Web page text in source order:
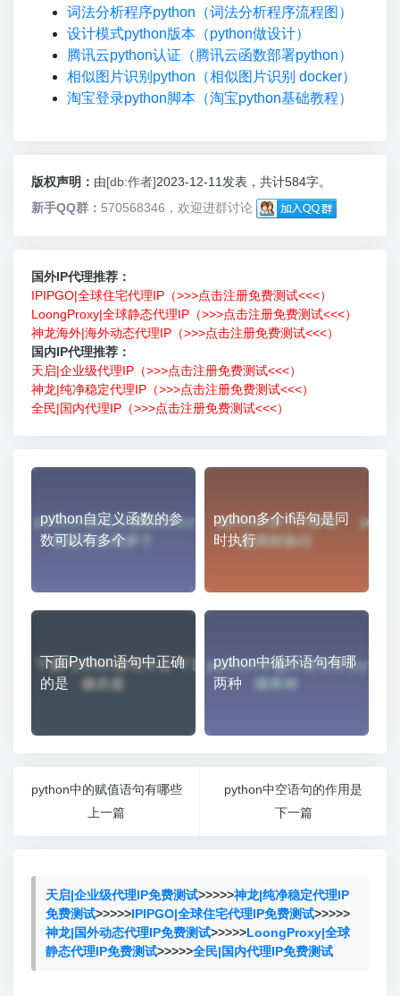
词法分析程序python（词法分析程序流程图）
设计模式python版本（python做设计）
腾讯云python认证（腾讯云函数部署python）
相似图片识别python（相似图片识别 docker）
淘宝登录python脚本（淘宝python基础教程）
版权声明： 由[db:作者]2023-12-11发表，共计584字。
新手QQ群： 570568346，欢迎进群讨论
国外IP代理推荐：
IPIPGO|全球住宅代理IP（>>>点击注册免费测试<<<）
LoongProxy|全球静态代理IP（>>>点击注册免费测试<<<）
神龙海外|海外动态代理IP（>>>点击注册免费测试<<<）
国内IP代理推荐：
天启|企业级代理IP（>>>点击注册免费测试<<<）
神龙|纯净稳定代理IP（>>>点击注册免费测试<<<）
全民|国内代理IP（>>>点击注册免费测试<<<）
python自定义函数的参
数可以有多个
python多个if语句是同
时执行
下面Python语句中正确
的是
python中循环语句有哪
两种
python中的赋值语句有哪些
上一篇
python中空语句的作用是
下一篇
天启|企业级代理IP免费测试>>>>>神龙|纯净稳定代理IP
免费测试>>>>>IPIPGO|全球住宅代理IP免费测试>>>>>
神龙|国外动态代理IP免费测试>>>>>LoongProxy|全球
静态代理IP免费测试>>>>>全民|国内代理IP免费测试